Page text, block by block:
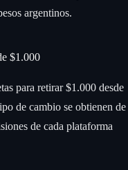
argentinos.
$1.000
para retirar $1.000 desde
de cambio se obtienen de
de cada plataforma